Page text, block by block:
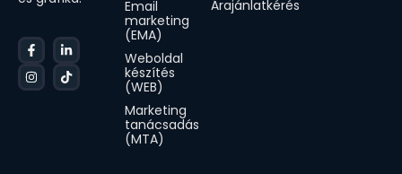
Email
marketing
(EMA)
Weboldal
készítés
(WEB)
Marketing
tanácsadás
(MTA)
Árajánlatkérés